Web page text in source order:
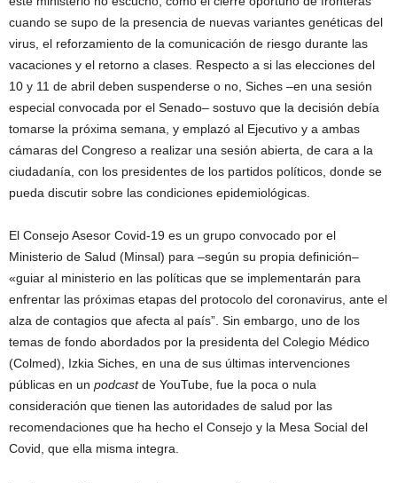
cuando se supo de la presencia de nuevas variantes genéticas del
virus, el reforzamiento de la comunicación de riesgo durante las
vacaciones y el retorno a clases. Respecto a si las elecciones del
10 y 11 de abril deben suspenderse o no, Siches –en una sesión
especial convocada por el Senado– sostuvo que la decisión debía
tomarse la próxima semana, y emplazó al Ejecutivo y a ambas
cámaras del Congreso a realizar una sesión abierta, de cara a la
ciudadanía, con los presidentes de los partidos políticos, donde se
pueda discutir sobre las condiciones epidemiológicas.
El Consejo Asesor Covid-19 es un grupo convocado por el
Ministerio de Salud (Minsal) para –según su propia definición–
«guiar al ministerio en las políticas que se implementarán para
enfrentar las próximas etapas del protocolo del coronavirus, ante el
alza de contagios que afecta al país”. Sin embargo, uno de los
temas de fondo abordados por la presidenta del Colegio Médico
(Colmed), Izkia Siches, en una de sus últimas intervenciones
públicas en un podcastde YouTube, fue la poca o nula
consideración que tienen las autoridades de salud por las
recomendaciones que ha hecho el Consejo y la Mesa Social del
Covid, que ella misma integra.